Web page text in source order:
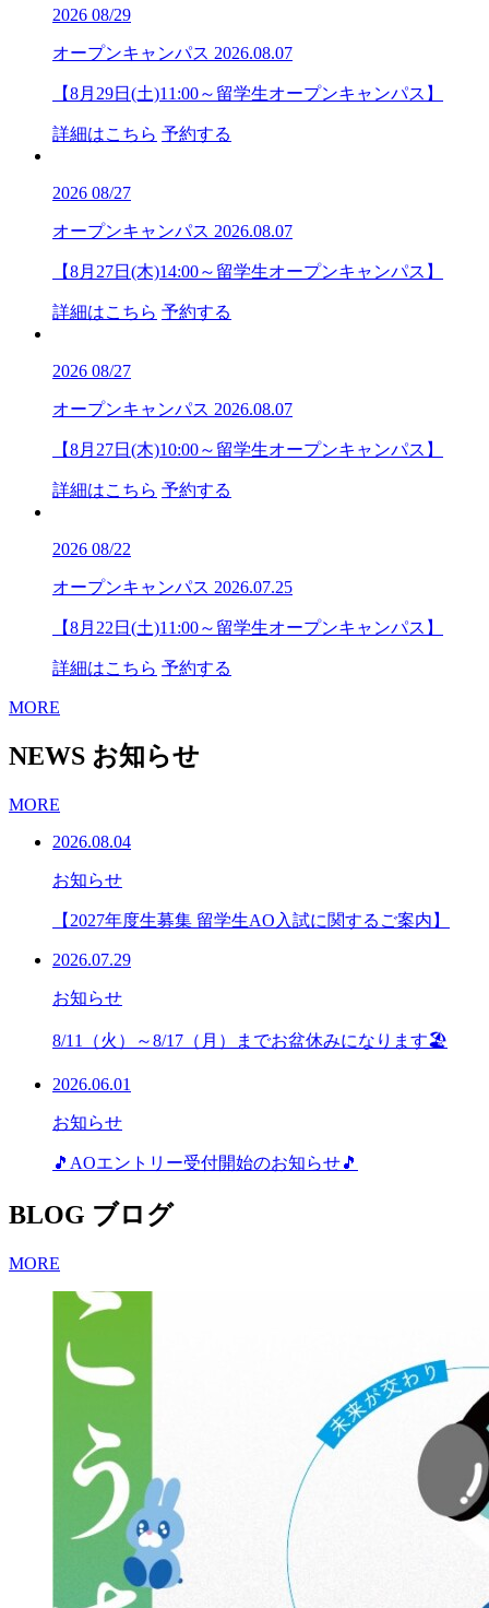
2026 08/29
オープンキャンパス 2026.08.07
【8月29日(土)11:00～留学生オープンキャンパス】
詳細はこちら 予約する
2026 08/27
オープンキャンパス 2026.08.07
【8月27日(木)14:00～留学生オープンキャンパス】
詳細はこちら 予約する
2026 08/27
オープンキャンパス 2026.08.07
【8月27日(木)10:00～留学生オープンキャンパス】
詳細はこちら 予約する
2026 08/22
オープンキャンパス 2026.07.25
【8月22日(土)11:00～留学生オープンキャンパス】
詳細はこちら 予約する
MORE
NEWS お知らせ
MORE
2026.08.04
お知らせ
【2027年度生募集 留学生AO入試に関するご案内】
2026.07.29
お知らせ
8/11（火）～8/17（月）までお盆休みになります🏖
2026.06.01
お知らせ
🎵AOエントリー受付開始のお知らせ🎵
BLOG ブログ
MORE